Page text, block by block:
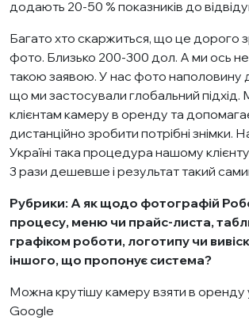
додають 20-50 % показників до
Багато хто скаржиться, що це дорого
фото. Близько 200-300 дол. А ми ось
такою заявою. У нас фото
що ми застосували глобальний
клієнтам камеру в оренду та
дистанційно зробити потрібні знімки.
Україні така процедура нашому
3 рази дешевше і результат такий
Рубрики: А як щодо фотографій
процесу, меню чи прайс-листа,
графіком роботи, логотипу чи
іншого, що пропонує система?
Можна крутішу камеру взяти в оренду
Google